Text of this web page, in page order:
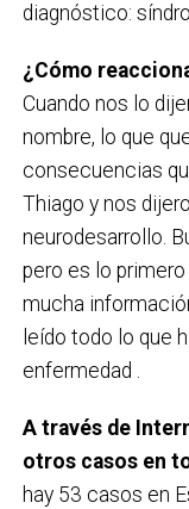
diagnóstico:
¿Cómo
Cuando nos lo
nombre, lo que
consecuencias
Thiago y nos
neurodesarrollo.
pero es lo
mucha
leído todo lo que
enfermedad .
A través de
otros casos en
hay 53 casos en